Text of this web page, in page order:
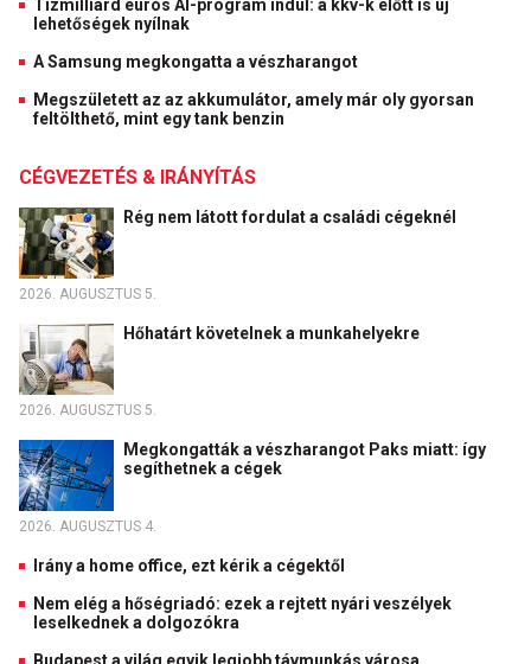
Tízmilliárd eurós AI-program indul: a kkv-k előtt is új
lehetőségek nyílnak
A Samsung megkongatta a vészharangot
Megszületett az az akkumulátor, amely már oly gyorsan
feltölthető, mint egy tank benzin
CÉGVEZETÉS & IRÁNYÍTÁS
Rég nem látott fordulat a családi cégeknél
2026. AUGUSZTUS 5.
Hőhatárt követelnek a munkahelyekre
2026. AUGUSZTUS 5.
Megkongatták a vészharangot Paks miatt: így
segíthetnek a cégek
2026. AUGUSZTUS 4.
Irány a home office, ezt kérik a cégektől
Nem elég a hőségriadó: ezek a rejtett nyári veszélyek
leselkednek a dolgozókra